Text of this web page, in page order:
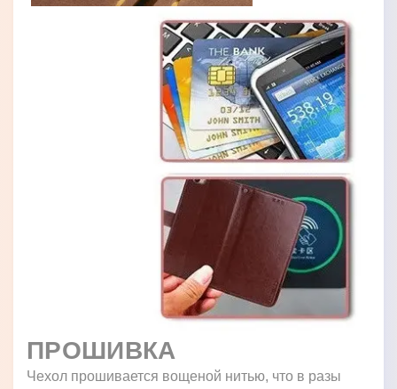
ПРОШИВКА
Чехол прошивается вощеной нитью, что в разы